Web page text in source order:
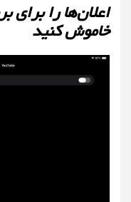
اعلان‌ها را برای
خاموش کنید